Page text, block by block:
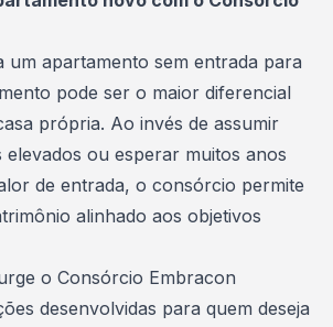
um apartamento sem entrada para
pode ser o maior diferencial
própria. Ao invés de assumir
elevados ou esperar muitos anos
de entrada, o consórcio permite
alinhado aos objetivos
o Consórcio Embracon
desenvolvidas para quem deseja